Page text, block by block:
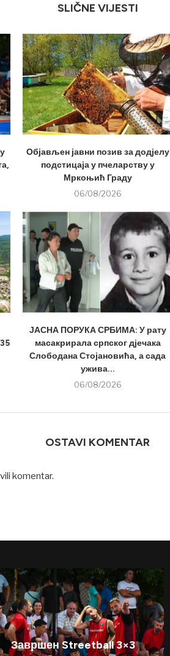
SLIČNE VIJESTI
Објављен јавни позив за додјелу
подстицаја у пчеларству у
Мркоњић Граду
06/08/2026
ЈАСНА ПОРУКА СРБИМА: У рату
масакрирала српског дјечака
Слободана Стојановића, а сада
ужива...
06/08/2026
OSTAVI KOMENTAR
komentar.
Завршен Streetball 3×3